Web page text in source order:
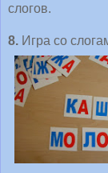
слогов.
8. Игра со